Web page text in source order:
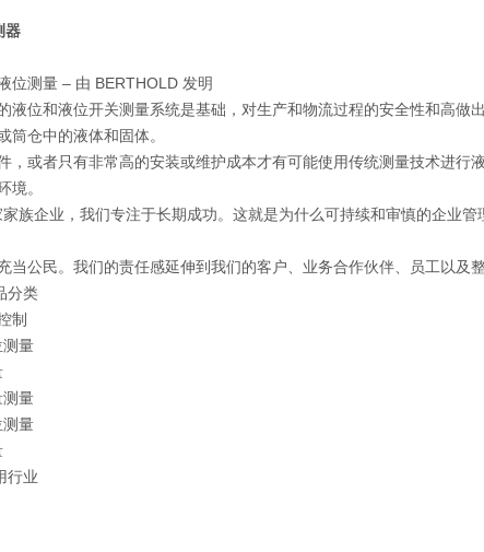
器
位测量 – 由 BERTHOLD 发明
液位和液位开关测量系统是基础，对生产和物流过程的安全性和高做出
筒仓中的液体和固体。
，或者只有非常高的安装或维护成本才有可能使用传统测量技术进行
境。
族企业，我们专注于长期成功。这就是为什么可持续和审慎的企业
当公民。我们的责任感延伸到我们的客户、业务合作伙伴、员工以及整
分类
制
测量
测量
测量
行业